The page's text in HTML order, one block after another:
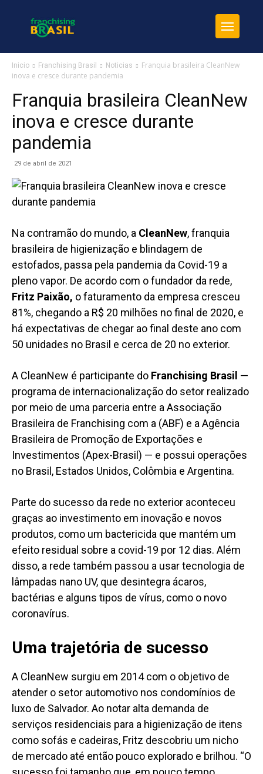
Inicio Franchising Brasil Noticias
Franquia brasileira CleanNew
inova e cresce durante pandemia
Franquia brasileira CleanNew
inova e cresce durante
pandemia
29 de abril de 2021
Na contramão do mundo, a CleanNew, franquia
brasileira de higienização e blindagem de
estofados, passa pela pandemia da Covid-19 a
pleno vapor. De acordo com o fundador da rede,
Fritz Paixão, o faturamento da empresa cresceu
81%, chegando a R$ 20 milhões no final de 2020, e
há expectativas de chegar ao final deste ano com
50 unidades no Brasil e cerca de 20 no exterior.
A CleanNew é participante do Franchising Brasil —
programa de internacionalização do setor realizado
por meio de uma parceria entre a Associação
Brasileira de Franchising com a (ABF) e a Agência
Brasileira de Promoção de Exportações e
Investimentos (Apex-Brasil) — e possui operações
no Brasil, Estados Unidos, Colômbia e Argentina.
Parte do sucesso da rede no exterior aconteceu
graças ao investimento em inovação e novos
produtos, como um bactericida que mantém um
efeito residual sobre a covid-19 por 12 dias. Além
disso, a rede também passou a usar tecnologia de
lâmpadas nano UV, que desintegra ácaros,
bactérias e alguns tipos de vírus, como o novo
coronavírus.
Uma trajetória de sucesso
A CleanNew surgiu em 2014 com o objetivo de
atender o setor automotivo nos condomínios de
luxo de Salvador. Ao notar alta demanda de
serviços residenciais para a higienização de itens
como sofás e cadeiras, Fritz descobriu um nicho
de mercado até então pouco explorado e brilhou. “O